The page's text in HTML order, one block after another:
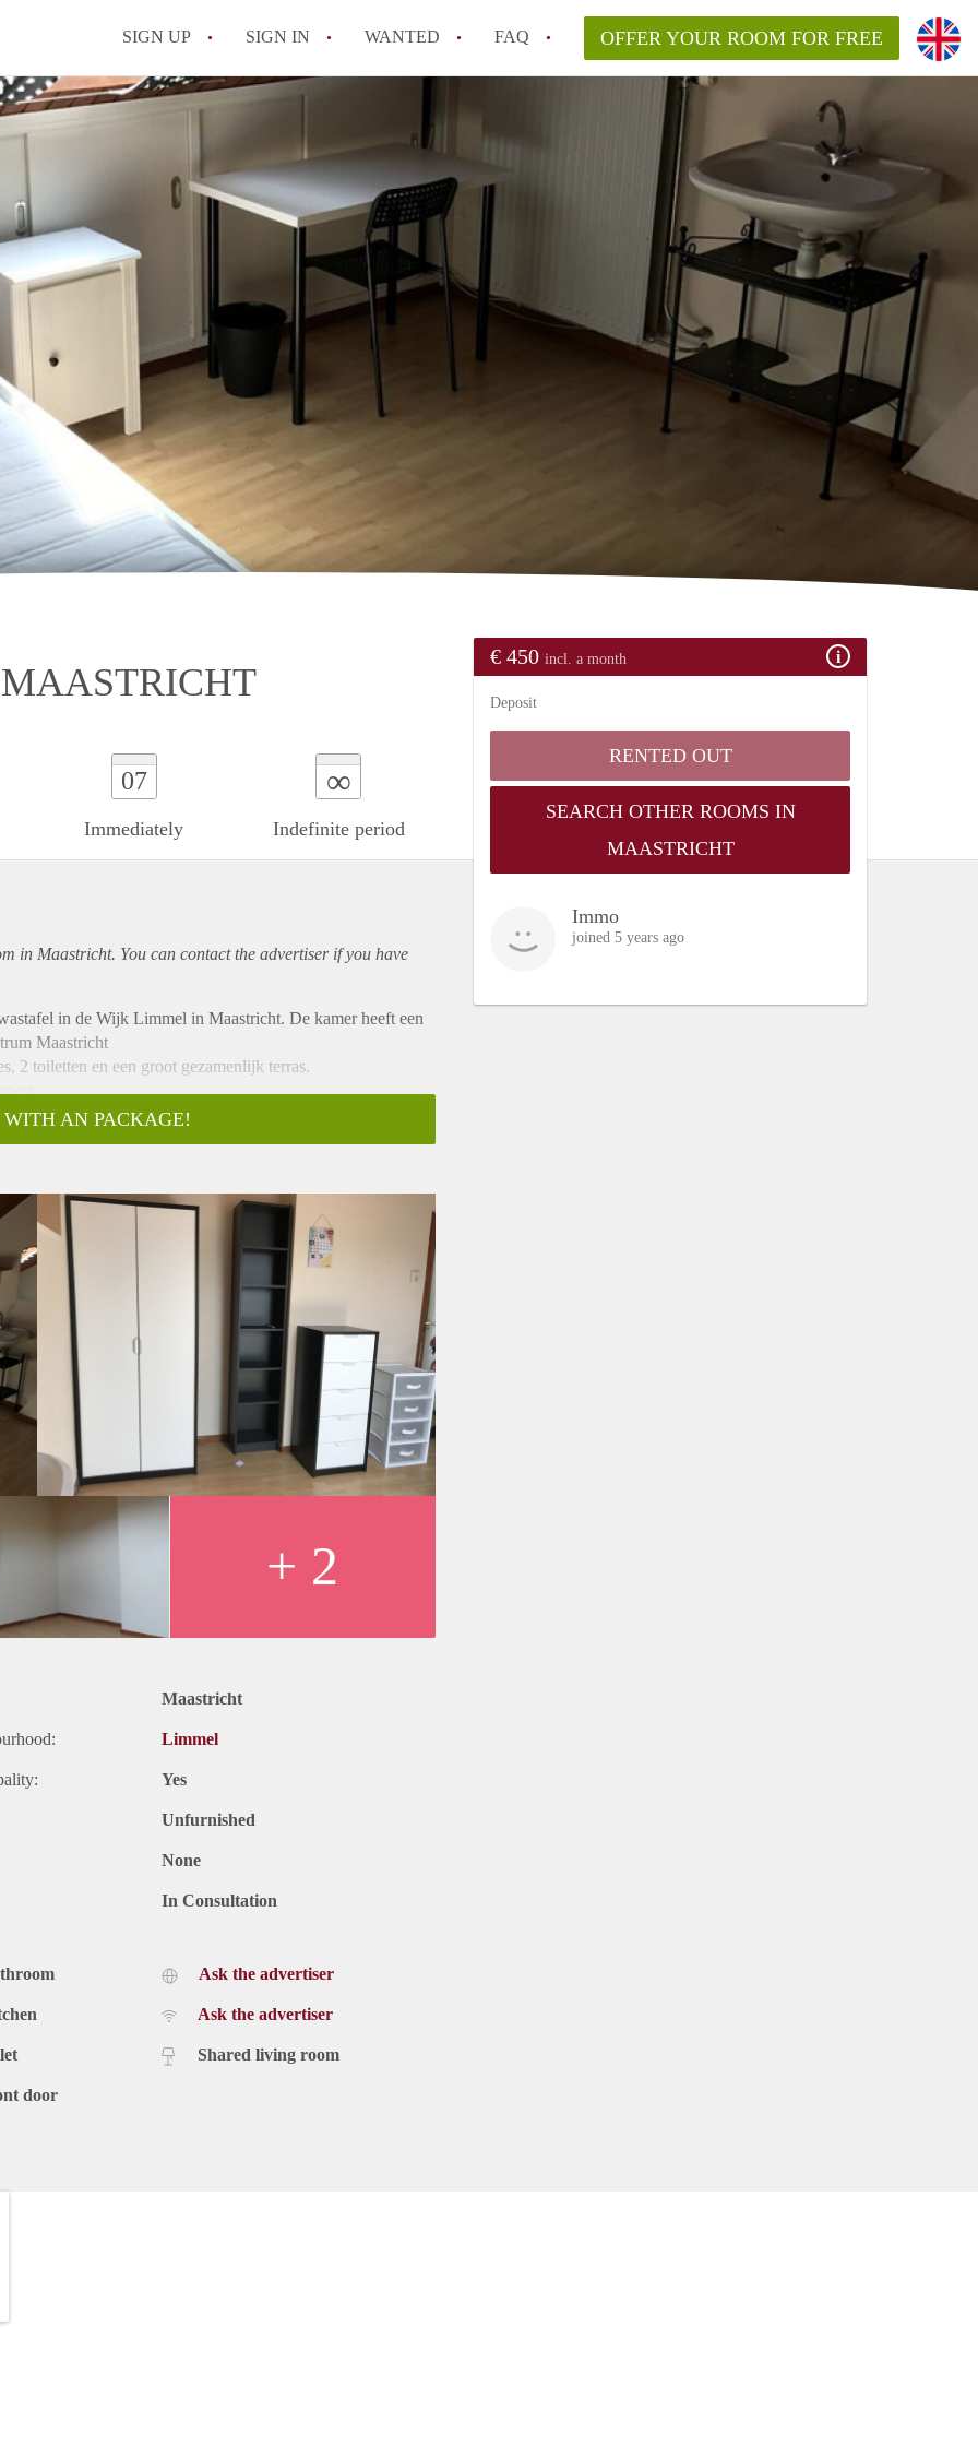
SIGN UP SIGN IN WANTED FAQ OFFER YOUR ROOM FOR FREE
07
Immediately
∞
Indefinite period
€ 450 incl. a month
Deposit
RENTED OUT
SEARCH OTHER ROOMS IN
MAASTRICHT
Immo
joined 5 years ago
in Maastricht. You can contact the advertiser if you have
in de Wijk Limmel in Maastricht. De kamer heeft een
Maastricht
2 toiletten en een groot gezamenlijk terras.
voor 2 bevriende studenten.
AN PACKAGE!
+ 2
Maastricht
Limmel
Yes
Unfurnished
None
In Consultation
door
Ask the advertiser
Ask the advertiser
Shared living room